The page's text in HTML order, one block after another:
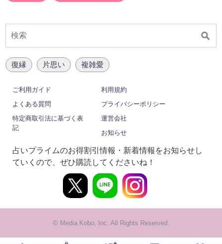
復縁 片思い 複雑愛
ご利用ガイド
利用規約
よくある質問
プライバシーポリシー
特定商取引法に基づく表
記
運営会社
お知らせ
占いプライムのお得割引情報・新着情報をお知らせし
ていくので、ぜひ購読してくださいね！
© Media Kobo, Inc. All Rights Reserved.